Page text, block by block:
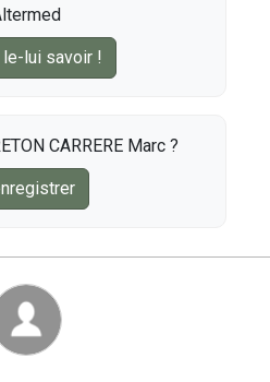
lui savoir !
CARRERE Marc ?